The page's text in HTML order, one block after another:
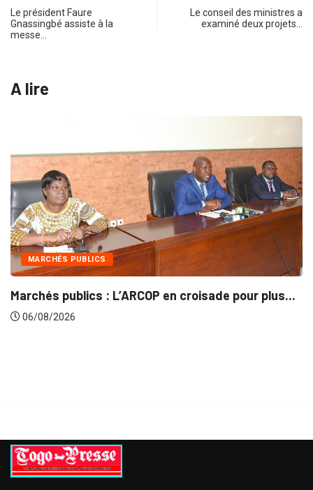
Le président Faure
Gnassingbé assiste à la
messe…
Le conseil des ministres a
examiné deux projets…
A lire
en croisade pour plus...
INTÉGRATION RÉGIONALE
Gestion concertée et